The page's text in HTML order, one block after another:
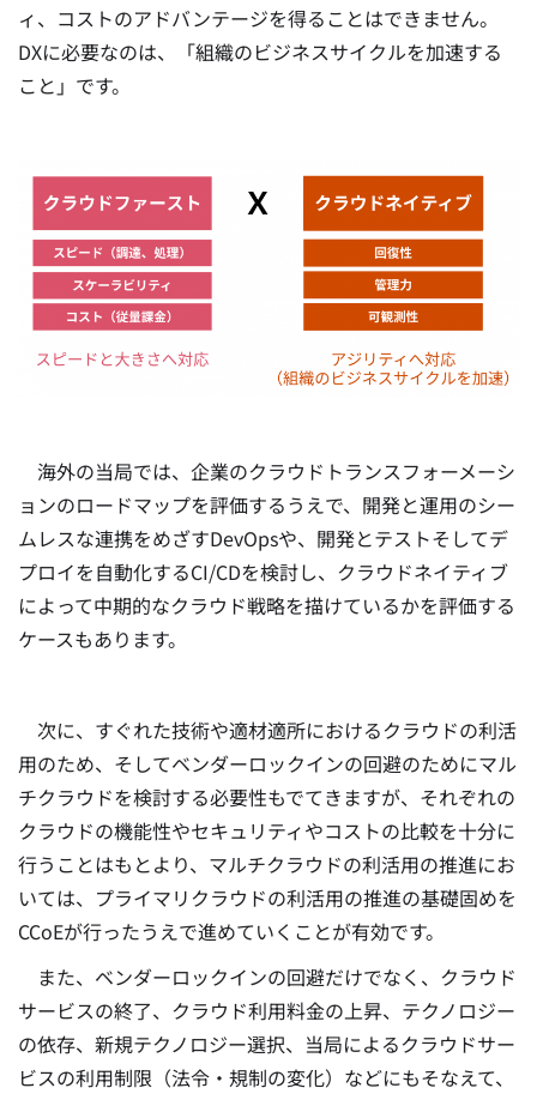
ィ、コストのアドバンテージを得ることはできません。
DXに必要なのは、「組織のビジネスサイクルを加速する
こと」です。
海外の当局では、企業のクラウドトランスフォーメーシ
ョンのロードマップを評価するうえで、開発と運用のシー
ムレスな連携をめざすDevOpsや、開発とテストそしてデ
プロイを自動化するCI/CDを検討し、クラウドネイティブ
によって中期的なクラウド戦略を描けているかを評価する
ケースもあります。
次に、すぐれた技術や適材適所におけるクラウドの利活
用のため、そしてベンダーロックインの回避のためにマル
チクラウドを検討する必要性もでてきますが、それぞれの
クラウドの機能性やセキュリティやコストの比較を十分に
行うことはもとより、マルチクラウドの利活用の推進にお
いては、プライマリクラウドの利活用の推進の基礎固めを
CCoEが行ったうえで進めていくことが有効です。
また、ベンダーロックインの回避だけでなく、クラウド
サービスの終了、クラウド利用料金の上昇、テクノロジー
の依存、新規テクノロジー選択、当局によるクラウドサー
ビスの利用制限（法令・規制の変化）などにもそなえて、